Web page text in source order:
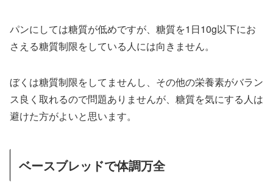
パンにしては糖質が低めですが、糖質を1日10g以下にお
さえる糖質制限をしている人には向きません。
ぼくは糖質制限をしてませんし、その他の栄養素がバラン
ス良く取れるので問題ありませんが、糖質を気にする人は
避けた方がよいと思います。
ベースブレッドで体調万全